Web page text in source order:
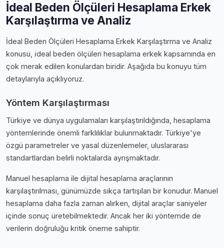
İdeal Beden Ölçüleri Hesaplama Erkek
Karşılaştırma ve Analiz
İdeal Beden Ölçüleri Hesaplama Erkek Karşılaştırma ve Analiz
konusu, i̇deal beden ölçüleri hesaplama erkek kapsamında en
çok merak edilen konulardan biridir. Aşağıda bu konuyu tüm
detaylarıyla açıklıyoruz.
Yöntem Karşılaştırması
Türkiye ve dünya uygulamaları karşılaştırıldığında, hesaplama
yöntemlerinde önemli farklılıklar bulunmaktadır. Türkiye'ye
özgü parametreler ve yasal düzenlemeler, uluslararası
standartlardan belirli noktalarda ayrışmaktadır.
Manuel hesaplama ile dijital hesaplama araçlarının
karşılaştırılması, günümüzde sıkça tartışılan bir konudur. Manuel
hesaplama daha fazla zaman alırken, dijital araçlar saniyeler
içinde sonuç üretebilmektedir. Ancak her iki yöntemde de
verilerin doğruluğu kritik öneme sahiptir.